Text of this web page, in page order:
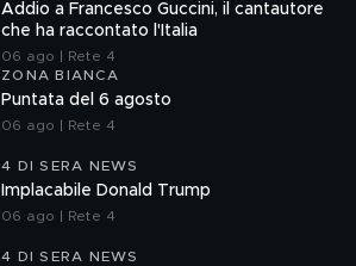
Addio a Francesco Guccini, il cantautore
che ha raccontato l'Italia
06 ago | Rete 4
ZONA BIANCA
Puntata del 6 agosto
06 ago | Rete 4
4 DI SERA NEWS
Implacabile Donald Trump
06 ago | Rete 4
4 DI SERA NEWS